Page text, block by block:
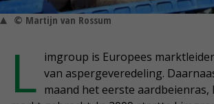
© Martijn van Rossum
L imgroup is Europees
van aspergeveredeling.
maand het eerste aardbeienras,